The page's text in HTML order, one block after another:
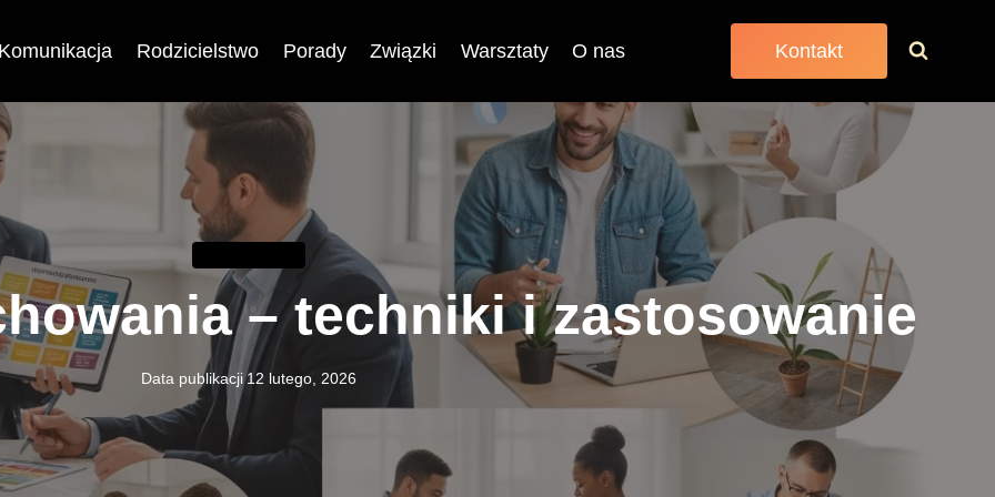
Komunikacja Rodzicielstwo Porady Związki Warsztaty O nas Kontakt
– techniki i zastosowanie
Data publikacji 12 lutego, 2026